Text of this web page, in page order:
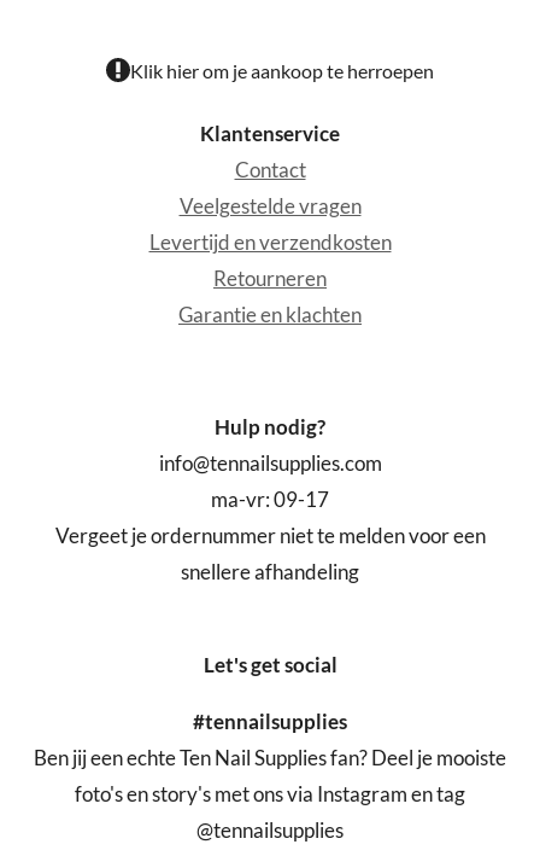
Klik hier om je aankoop te herroepen
Klantenservice
Contact
Veelgestelde vragen
Levertijd en verzendkosten
Retourneren
Garantie en klachten
Hulp nodig?
info@tennailsupplies.com
ma-vr: 09-17
Vergeet je ordernummer niet te melden voor een
snellere afhandeling
Let's get social
#tennailsupplies
Ben jij een echte Ten Nail Supplies fan? Deel je mooiste
foto's en story's met ons via Instagram en tag
@tennailsupplies